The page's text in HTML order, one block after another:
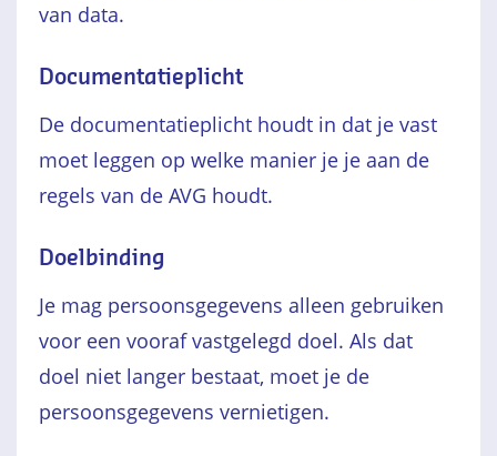
van data.
Documentatieplicht
De documentatieplicht houdt in dat je vast
moet leggen op welke manier je je aan de
regels van de AVG houdt.
Doelbinding
Je mag persoonsgegevens alleen gebruiken
voor een vooraf vastgelegd doel. Als dat
doel niet langer bestaat, moet je de
persoonsgegevens vernietigen.